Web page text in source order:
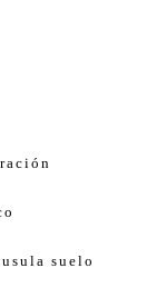
suelo